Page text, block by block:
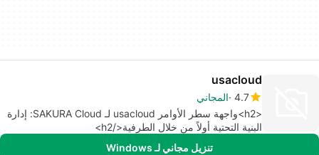
usacloud
4.7 المجاني
<h2>واجهة سطر الأوامر usacloud لـ SAKURA Cloud: إدارة
البنية التحتية أولاً من خلال الطرفية</h2>
تنزيل مجاني لـ Windows